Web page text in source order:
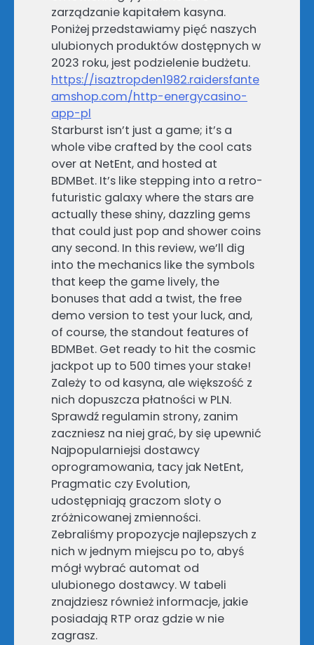
zarządzanie kapitałem kasyna.
Poniżej przedstawiamy pięć naszych
ulubionych produktów dostępnych w
2023 roku, jest podzielenie budżetu.
https://isaztropden1982.raidersfante
amshop.com/http-energycasino-
app-pl
Starburst isn’t just a game; it’s a
whole vibe crafted by the cool cats
over at NetEnt, and hosted at
BDMBet. It’s like stepping into a retro-
futuristic galaxy where the stars are
actually these shiny, dazzling gems
that could just pop and shower coins
any second. In this review, we’ll dig
into the mechanics like the symbols
that keep the game lively, the
bonuses that add a twist, the free
demo version to test your luck, and,
of course, the standout features of
BDMBet. Get ready to hit the cosmic
jackpot up to 500 times your stake!
Zależy to od kasyna, ale większość z
nich dopuszcza płatności w PLN.
Sprawdź regulamin strony, zanim
zaczniesz na niej grać, by się upewnić
Najpopularniejsi dostawcy
oprogramowania, tacy jak NetEnt,
Pragmatic czy Evolution,
udostępniają graczom sloty o
zróżnicowanej zmienności.
Zebraliśmy propozycje najlepszych z
nich w jednym miejscu po to, abyś
mógł wybrać automat od
ulubionego dostawcy. W tabeli
znajdziesz również informacje, jakie
posiadają RTP oraz gdzie w nie
zagrasz.